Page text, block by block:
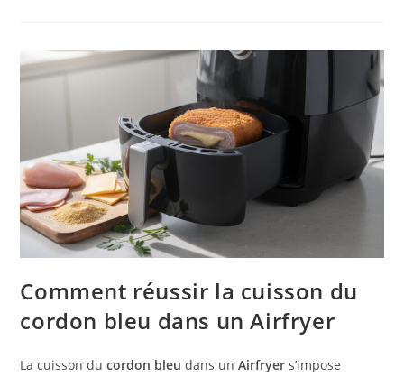
Comment réussir la cuisson du
cordon bleu dans un Airfryer
La cuisson ducordon bleu dans unAirfryer s’impose